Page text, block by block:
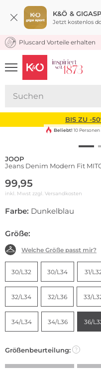
K&Ö &
Jetzt kostenlos
KOSTENLOSER
Pluscard Vorteile erhalten
UNSERE APP
CLICK &
BIS ZU -
Beliebt! 10
JOOP
Jeans Denim Modern Fit
99,95
inkl. Mwst zzgl. Versandkosten
Farbe: Dunkelblau
Größe:
Welche Größe passt mir?
30/L32 30/L34 31/
32/L34 32/L36 33/
34/L34 34/L36 36/
Größenbeurteilung: ?